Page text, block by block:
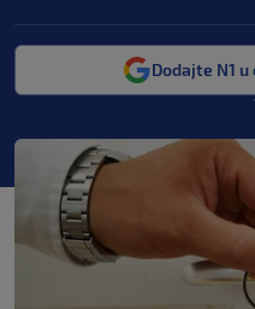
Dodajte N1